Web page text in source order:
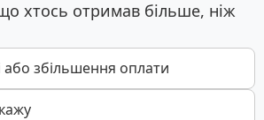
хтось отримав більше, ніж
збільшення оплати